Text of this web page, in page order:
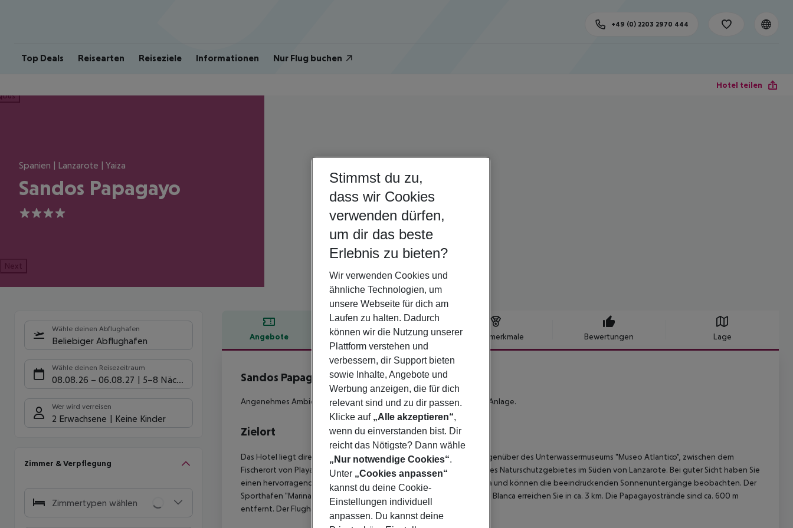
Top Deals Reisearten Reiseziele Informationen Nur Flug buchen
+49 (0) 2203 2970 444
Hotel teilen
Spanien | Lanzarote | Yaiza
Sandos Papagayo
4
Next
Wähle deinen Abflughafen
Beliebiger Abflughafen
Wähle deinen Reisezeitraum
08.08.26 – 06.08.27 5-8 Nächte
Wer wird verreisen
2 Erwachsene Keine Kinder
Zimmer & Verpflegung
Zimmertypen wählen
Angebote Hotelbeschreibung Hotelmerkmale Bewertungen Lage
Hotelbeschreibung
Sandos Papagayo
4
Angenehmes Ambiente in einer im balinesischen Stil eingerichteten Anlage.
Zielort
Das Hotel liegt direkt an der kleinen Strand-Bucht Las Coloradas gegenüber des Unterwassermuseums "Museo Atlantico", zwischen dem
Fischerort von Playa Blanca und den Papagayo Stränden am Rande des Naturschutzgebietes im Süden von Lanzarote. Bei guter Sicht haben Sie
einen hervorragenden Blick auf die Inseln Lobos sowie Fuerteventura und können die beeindruckenden Sonnenuntergänge beobachten. Der
Sporthafen "Marina Rubicon" ist in etwa 1 km zu finden. Den Ort Playa Blanca erreichen Sie in ca. 3 km. Die Papagayostrände sind ca. 600 m
entfernt. Der Flughafen ist ca. 35 km entfernt.
Stimmst du zu,
dass wir Cookies
verwenden dürfen,
um dir das beste
Erlebnis zu bieten?
Wir verwenden Cookies und
ähnliche Technologien, um
unsere Webseite für dich am
Laufen zu halten. Dadurch
können wir die Nutzung unserer
Plattform verstehen und
verbessern, dir Support bieten
sowie Inhalte, Angebote und
Werbung anzeigen, die für dich
relevant sind und zu dir passen.
Klicke auf „Alle akzeptieren“,
wenn du einverstanden bist. Dir
reicht das Nötigste? Dann wähle
„Nur notwendige Cookies“.
Unter „Cookies anpassen“
kannst du deine Cookie-
Einstellungen individuell
anpassen. Du kannst deine